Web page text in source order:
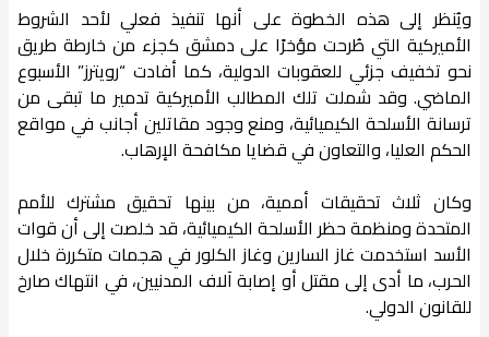
ويُنظر إلى هذه الخطوة على أنها تنفيذ فعلي لأحد الشروط
الأميركية التي طُرحت مؤخرًا على دمشق كجزء من خارطة طريق
نحو تخفيف جزئي للعقوبات الدولية، كما أفادت “رويترز” الأسبوع
الماضي. وقد شملت تلك المطالب الأميركية تدمير ما تبقى من
ترسانة الأسلحة الكيميائية، ومنع وجود مقاتلين أجانب في مواقع
الحكم العليا، والتعاون في قضايا مكافحة الإرهاب.
وكان ثلاث تحقيقات أممية، من بينها تحقيق مشترك للأمم
المتحدة ومنظمة حظر الأسلحة الكيميائية، قد خلصت إلى أن قوات
الأسد استخدمت غاز السارين وغاز الكلور في هجمات متكررة خلال
الحرب، ما أدى إلى مقتل أو إصابة آلاف المدنيين، في انتهاك صارخ
للقانون الدولي.